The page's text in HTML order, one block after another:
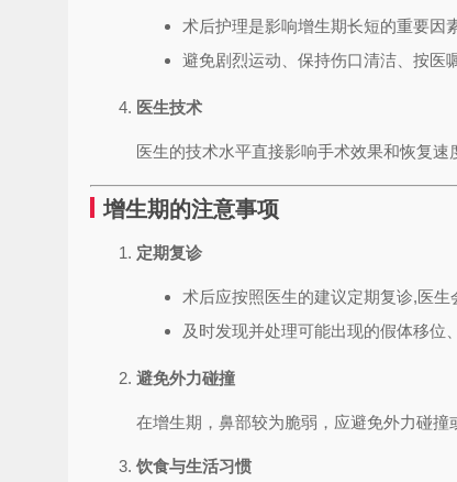
术后护理是影响增生期长短的重要因
避免剧烈运动、保持伤口清洁、按医
医生技术
医生的技术水平直接影响手术效果和恢复速
增生期的注意事项
定期复诊
术后应按照医生的建议定期复诊,医生
及时发现并处理可能出现的假体移位
避免外力碰撞
在增生期，鼻部较为脆弱，应避免外力碰撞
饮食与生活习惯